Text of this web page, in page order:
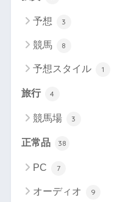
予想 3
競馬 8
予想スタイル 1
旅行 4
競馬場 3
正常品 38
PC 7
オーディオ 9